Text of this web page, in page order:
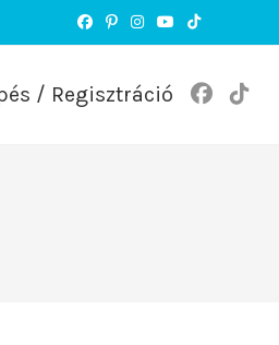
/ Regisztráció